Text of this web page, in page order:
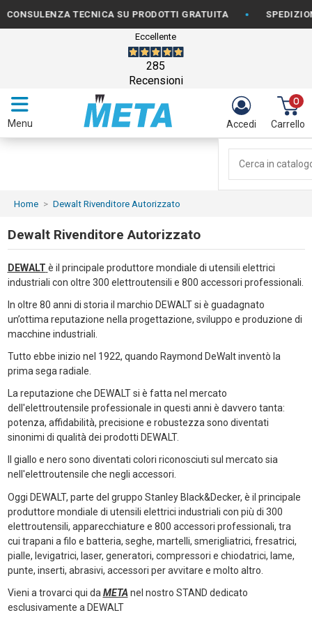
TECNICA SU PRODOTTI GRATUITA
Eccellente
285
Recensioni
Menu Accedi
0
Carrello
Home Dewalt Rivenditore Autorizzato
Dewalt Rivenditore Autorizzato
DEWALT è il principale produttore mondiale di utensili elettrici
industriali con oltre 300 elettroutensili e 800 accessori professionali.
In oltre 80 anni di storia il marchio DEWALT si è guadagnato
un’ottima reputazione nella progettazione, sviluppo e produzione di
macchine industriali.
Tutto ebbe inizio nel 1922, quando Raymond DeWalt inventò la
prima sega radiale.
La reputazione che DEWALT si è fatta nel mercato
dell'elettroutensile professionale in questi anni è davvero tanta:
potenza, affidabilità, precisione e robustezza sono diventati
sinonimi di qualità dei prodotti DEWALT.
Il giallo e nero sono diventati colori riconosciuti sul mercato sia
nell'elettroutensile che negli accessori.
Oggi DEWALT, parte del gruppo Stanley Black&Decker, è il principale
produttore mondiale di utensili elettrici industriali con più di 300
elettroutensili, apparecchiature e 800 accessori professionali, tra
cui trapani a filo e batteria, seghe, martelli, smerigliatrici, fresatrici,
pialle, levigatrici, laser, generatori, compressori e chiodatrici, lame,
punte, inserti, abrasivi, accessori per avvitare e molto altro.
Vieni a trovarci qui da META nel nostro STAND dedicato
esclusivamente a DEWALT